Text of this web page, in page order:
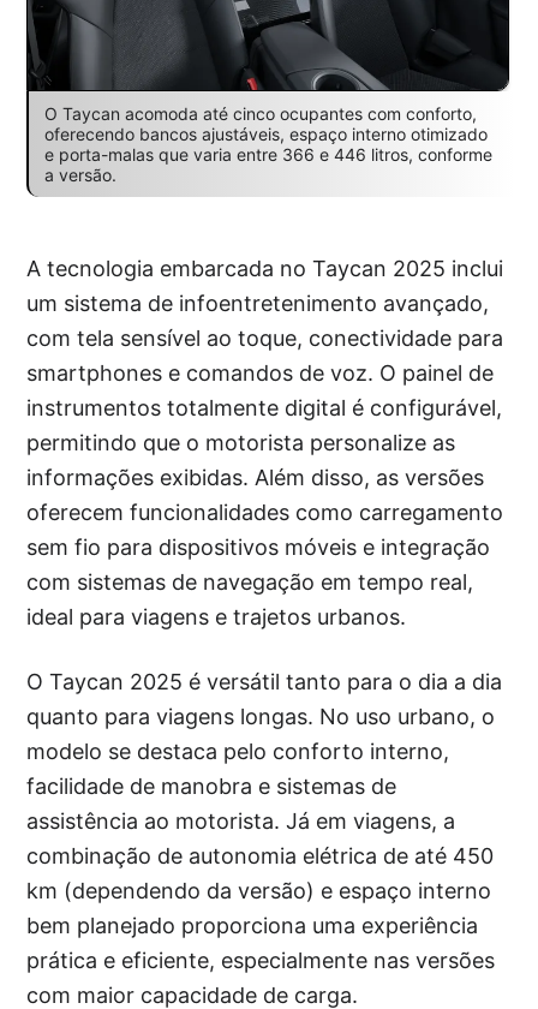
O Taycan acomoda até cinco ocupantes com conforto,
oferecendo bancos ajustáveis, espaço interno otimizado
e porta-malas que varia entre 366 e 446 litros, conforme
a versão.
A tecnologia embarcada no Taycan 2025 inclui
um sistema de infoentretenimento avançado,
com tela sensível ao toque, conectividade para
smartphones e comandos de voz. O painel de
instrumentos totalmente digital é configurável,
permitindo que o motorista personalize as
informações exibidas. Além disso, as versões
oferecem funcionalidades como carregamento
sem fio para dispositivos móveis e integração
com sistemas de navegação em tempo real,
ideal para viagens e trajetos urbanos.
O Taycan 2025 é versátil tanto para o dia a dia
quanto para viagens longas. No uso urbano, o
modelo se destaca pelo conforto interno,
facilidade de manobra e sistemas de
assistência ao motorista. Já em viagens, a
combinação de autonomia elétrica de até 450
km (dependendo da versão) e espaço interno
bem planejado proporciona uma experiência
prática e eficiente, especialmente nas versões
com maior capacidade de carga.